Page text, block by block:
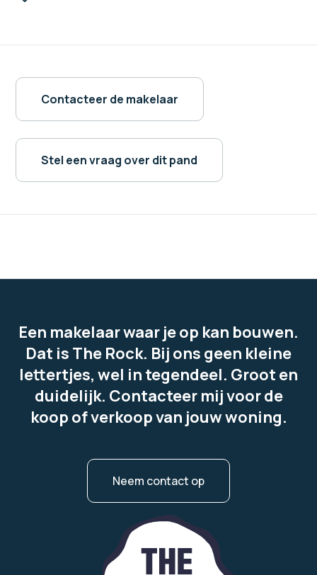
Contacteer de makelaar
Stel een vraag over dit pand
Een makelaar waar je op kan bouwen.
Dat is The Rock. Bij ons geen kleine
lettertjes, wel in tegendeel. Groot en
duidelijk. Contacteer mij voor de
koop of verkoop van jouw woning.
Neem contact op